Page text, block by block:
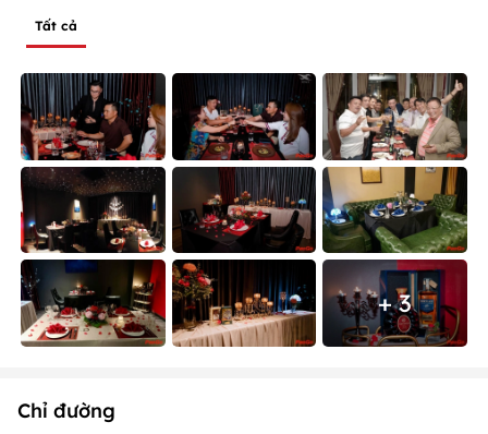
Tất cả
+ 3
Chỉ đường